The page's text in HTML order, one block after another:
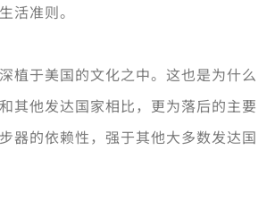
活准则。
植于美国的文化之中。这也是为什么
其他发达国家相比，更为落后的主要
器的依赖性，强于其他大多数发达国